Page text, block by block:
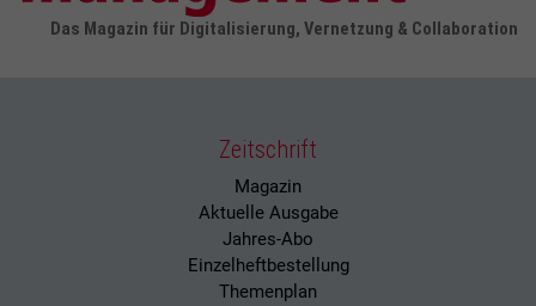
Das Magazin für Digitalisierung, Vernetzung & Collaboration
Zeitschrift
Magazin
Aktuelle Ausgabe
Jahres-Abo
Einzelheftbestellung
Themenplan